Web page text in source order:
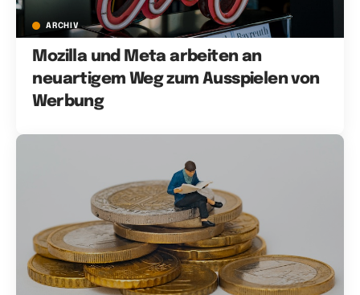
ARCHIV
Mozilla und Meta arbeiten an
neuartigem Weg zum Ausspielen von
Werbung